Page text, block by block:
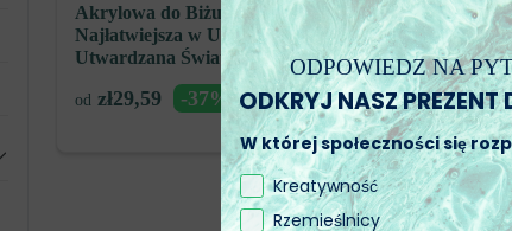
Akrylowa do Biżuterii –
Najłatwiejsza w Użyciu,
Utwardzana Światłem UV
od zł29,59 -37%
“ZESTAW EPIC
od zł 72,00
ODPOWIEDZ NA
ODKRYJ NASZ PREZENT
W której społeczności się
Kreatywność
Rzemieślnicy